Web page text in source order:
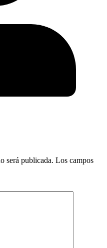
será publicada. Los campos